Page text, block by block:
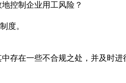
控制企业用工风险？
度。
存在一些不合规之处，并及时